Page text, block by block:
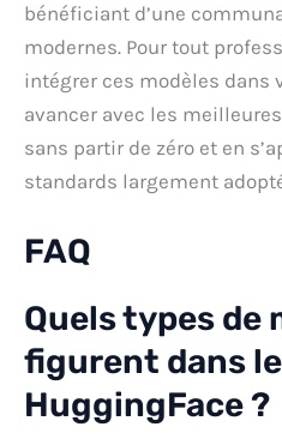
bénéficiant d’une
modernes. Pour tout
intégrer ces modèles dans
avancer avec les
sans partir de zéro et en
standards largement
FAQ
Quels types de
figurent dans
HuggingFace ?